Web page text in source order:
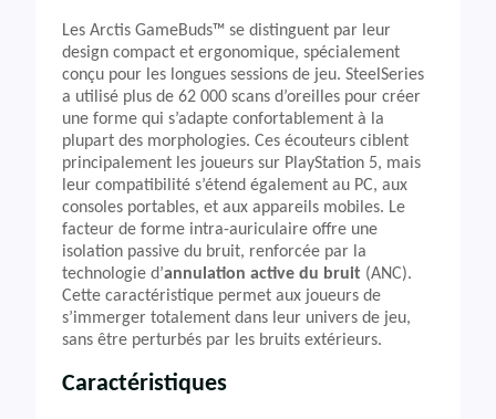
Les Arctis GameBuds™ se distinguent par leur
design compact et ergonomique, spécialement
conçu pour les longues sessions de jeu. SteelSeries
a utilisé plus de 62 000 scans d’oreilles pour créer
une forme qui s’adapte confortablement à la
plupart des morphologies. Ces écouteurs ciblent
principalement les joueurs sur PlayStation 5, mais
leur compatibilité s’étend également au PC, aux
consoles portables, et aux appareils mobiles. Le
facteur de forme intra-auriculaire offre une
isolation passive du bruit, renforcée par la
technologie d’annulation active du bruit (ANC).
Cette caractéristique permet aux joueurs de
s’immerger totalement dans leur univers de jeu,
sans être perturbés par les bruits extérieurs.
Caractéristiques